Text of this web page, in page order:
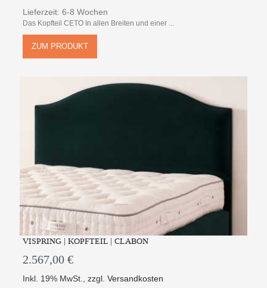
Lieferzeit: 6-8 Wochen
Das Kopfteil CETO In allen Breiten und einer ...
ZUM PRODUKT
VISPRING | KOPFTEIL | CLABON
2.567,00 €
Inkl. 19% MwSt. ,zzgl.Versandkosten